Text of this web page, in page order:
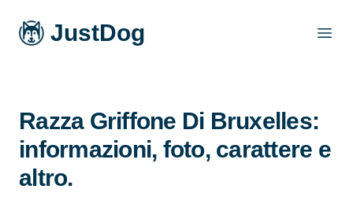
JustDog
Razza Griffone Di Bruxelles:
informazioni, foto, carattere e
altro.